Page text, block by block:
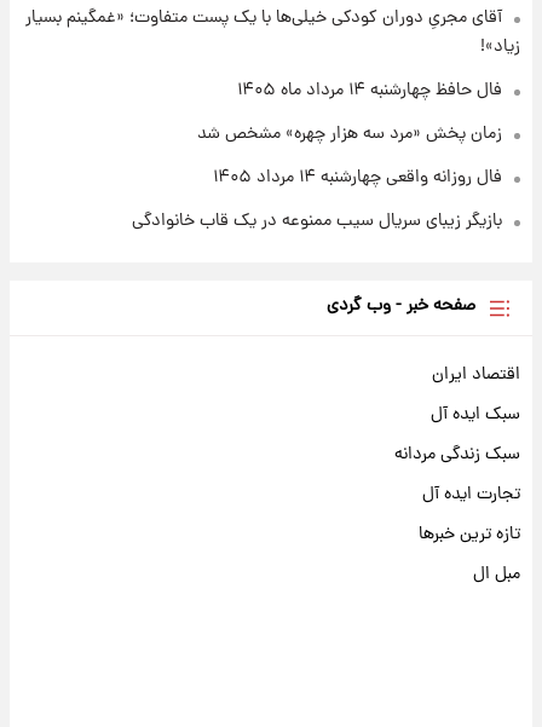
۱۴۰۵/کاهش قیمت طلا و سکه
آقای مجریِ دوران کودکی خیلی‌ها با یک پست متفاوت؛ «غمگینم بسیار
زیاد»!
فال حافظ چهارشنبه ۱۴ مرداد ماه ۱۴۰۵
زمان پخش «مرد سه هزار چهره» مشخص شد
فال روزانه واقعی چهارشنبه ۱۴ مرداد ۱۴۰۵
بازیگر زیبای سریال سیب ممنوعه در یک قاب خانوادگی
صفحه خبر - وب گردی
اقتصاد ایران
سبک ایده آل
سبک زندگی مردانه
تجارت ایده آل
تازه ترین خبرها
مبل ال